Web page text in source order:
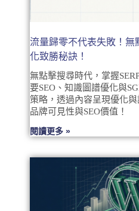
流量歸零不代表失敗！無
化致勝秘訣！
無點擊搜尋時代，掌握
要SEO、知識圖譜優化與
策略，透過內容呈現優化與
品牌可見性與SEO價值！
閱讀更多 »